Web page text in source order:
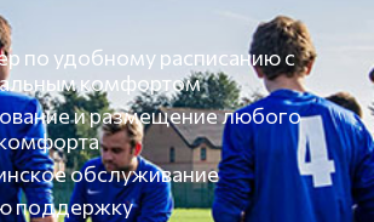
по удобному расписанию с
комфортом
и размещение любого
обслуживание
поддержку